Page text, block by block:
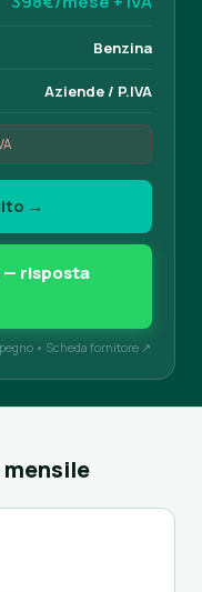
Benzina
Aziende / P.IVA
→
— risposta
• Scheda fornitore ↗